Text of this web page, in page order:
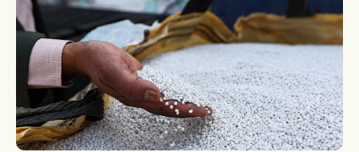
Downloads
De Plastic Wijzer
Deltaplan Circulaire Plastic
Verpakkingen